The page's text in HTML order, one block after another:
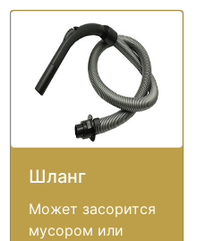
Шланг
Может засорится
мусором или